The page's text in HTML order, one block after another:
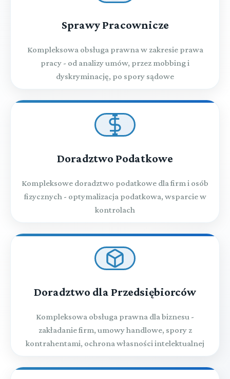
Rozdział 67 (art. 612 - 615)
Sprawy Pracownicze
Kompleksowa obsługa prawna w zakresie prawa
pracy - od analizy umów, przez mobbing i
dyskryminację, po spory sądowe
Doradztwo Podatkowe
Kompleksowe doradztwo podatkowe dla firm i osób
fizycznych - optymalizacja podatkowa, wsparcie w
kontrolach
Doradztwo dla Przedsiębiorców
Kompleksowa obsługa prawna dla biznesu -
zakładanie firm, umowy handlowe, spory z
kontrahentami, ochrona własności intelektualnej